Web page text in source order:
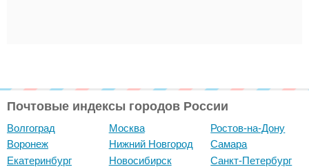
Почтовые индексы городов России
Волгоград
Воронеж
Екатеринбург
Москва
Нижний Новгород
Новосибирск
Ростов-на-Дону
Самара
Санкт-Петербург